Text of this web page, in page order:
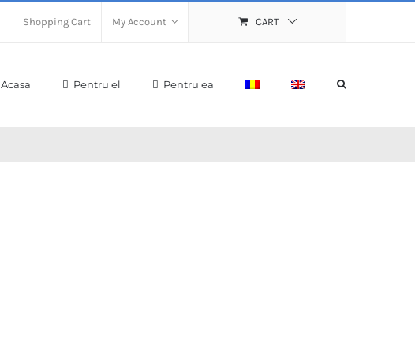
Shopping Cart My Account CART
Acasa Pentru el Pentru ea